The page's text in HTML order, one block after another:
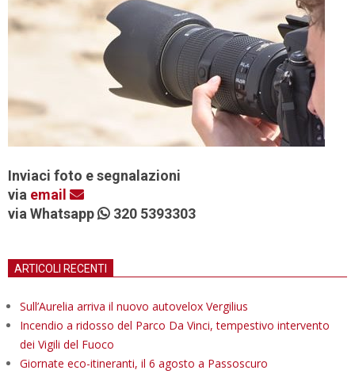
Inviaci foto e segnalazioni
via email
via Whatsapp
320 5393303
ARTICOLI RECENTI
Sull’Aurelia arriva il nuovo autovelox Vergilius
Incendio a ridosso del Parco Da Vinci, tempestivo intervento
dei Vigili del Fuoco
Giornate eco-itineranti, il 6 agosto a Passoscuro